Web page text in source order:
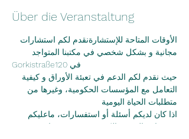
Über die Veranstaltung
الأوقات المتاحة للإستشارةنقدم لكم استشارات
مجانية و بشكل شخصي في مكتبنا المتواجد
Gorkistraße120 في
حيث نقدم لكم الدعم في تعبئة الأوراق و كيفية
التعامل مع المؤسسات الحكومية، وغيرها من
متطلبات الحياة اليومية
اذا كان لديكم أسئلة أو استفسارات، ماعليكم
سوى إرسال بريد الكتروني عبر موقعنا